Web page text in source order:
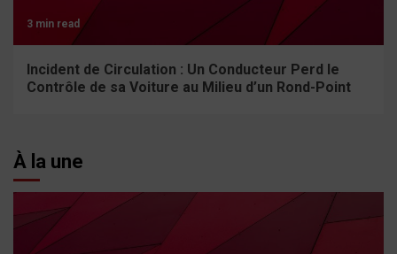
3 min read
Incident de Circulation : Un Conducteur Perd le
Contrôle de sa Voiture au Milieu d’un Rond-Point
À la une